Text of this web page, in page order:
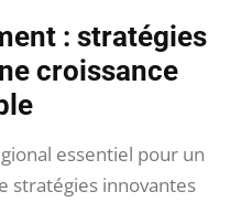
: stratégies
croissance
essentiel pour un
stratégies innovantes